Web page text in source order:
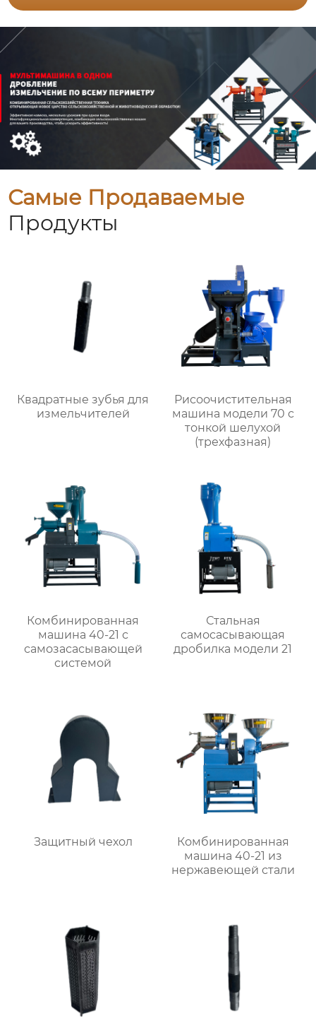
Самые Продаваемые
Продукты
Квадратные зубья для
измельчителей
Рисоочистительная
машина модели 70 с
тонкой шелухой
(трехфазная)
Комбинированная
машина 40-21 с
самозасасывающей
системой
Стальная
самоcасывающая
дробилка модели 21
Защитный чехол
Комбинированная
машина 40-21 из
нержавеющей стали